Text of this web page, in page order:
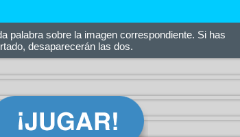
palabra sobre la imagen correspondiente. Si has
desaparecerán las dos.